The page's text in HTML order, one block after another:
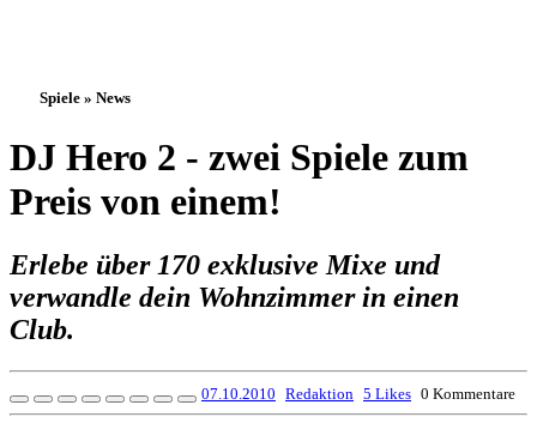
Spiele » News
DJ Hero 2 - zwei Spiele zum
Preis von einem!
Erlebe über 170 exklusive Mixe und
verwandle dein Wohnzimmer in einen
Club.
07.10.2010 Redaktion 5 Likes 0 Kommentare